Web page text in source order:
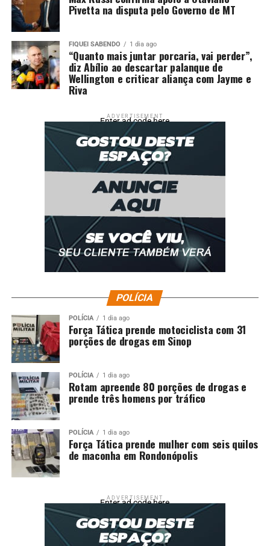
Pivetta na disputa pelo Governo de MT
FIQUEI SABENDO 1 dia ago
“Quanto mais juntar porcaria, vai perder”,
diz Abílio ao descartar palanque de
Wellington e criticar aliança com Jayme e
Riva
ADVERTISEMENT
Enter ad code here
POLÍCIA
POLÍCIA 1 dia ago
Força Tática prende motociclista com 31
porções de drogas em Sinop
POLÍCIA 1 dia ago
Rotam apreende 80 porções de drogas e
prende três homens por tráfico
POLÍCIA 1 dia ago
Força Tática prende mulher com seis quilos
de maconha em Rondonópolis
ADVERTISEMENT
Enter ad code here